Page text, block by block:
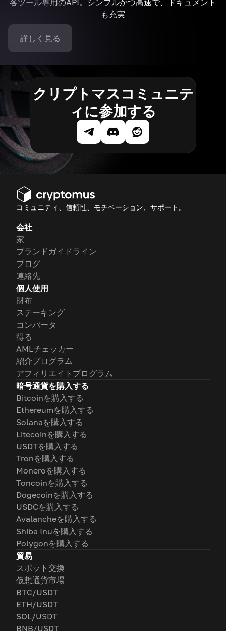
各ツール専用のAPI。シンプルかつ高速で、ドキュメント
も充実
詳しく見る
クリプトマスコミュニテ
ィに参加する
コミュニティ、信頼性、モチベーション、サポート。
会社
家
ブランドガイドライン
ブログ
連絡先
個人使用
財布
ステーキング
コンバータ
得る
AMLチェッカー
紹介プログラム
アフィリエイトプログラム
暗号通貨を購入する
Bitcoinを購入する
Ethereumを購入する
Solanaを購入する
Litecoinを購入する
USDTを購入する
Tronを購入する
Moneroを購入する
Toncoinを購入する
Dogecoinを購入する
USDCを購入する
Avalancheを購入する
Shiba Inuを購入する
Polygonを購入する
貿易
スポット交換
仮想通貨市場
BTC/USDT
ETH/USDT
SOL/USDT
BNB/USDT